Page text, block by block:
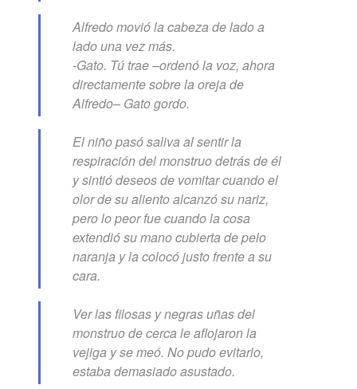
Alfredo movió la cabeza de lado a
lado una vez más.
-Gato. Tú trae –ordenó la voz, ahora
directamente sobre la oreja de
Alfredo– Gato gordo.
El niño pasó saliva al sentir la
respiración del monstruo detrás de él
y sintió deseos de vomitar cuando el
olor de su aliento alcanzó su nariz,
pero lo peor fue cuando la cosa
extendió su mano cubierta de pelo
naranja y la colocó justo frente a su
cara.
Ver las filosas y negras uñas del
monstruo de cerca le aflojaron la
vejiga y se meó. No pudo evitarlo,
estaba demasiado asustado.